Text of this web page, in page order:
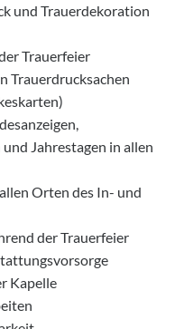
und Trauerdekoration
Trauerfeier
Trauerdrucksachen
Jahrestagen in allen
Orten des In- und
der Trauerfeier
Kapelle